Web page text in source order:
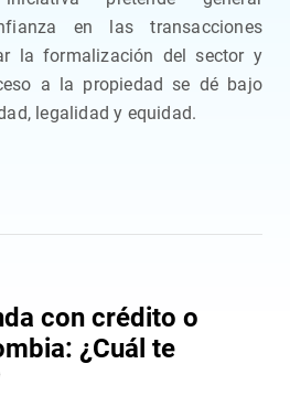
en las transacciones
la formalización del sector y
a la propiedad se dé bajo
legalidad y equidad.
con crédito o
¿Cuál te